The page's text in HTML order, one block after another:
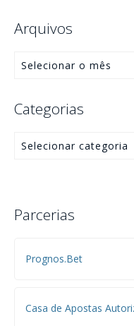
Arquivos
Categorias
Parcerias
Prognos.Bet
Casa de Apostas